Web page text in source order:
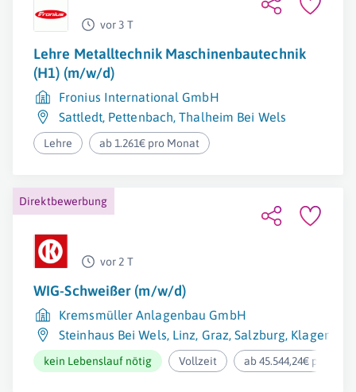
vor 3 T
Lehre Metalltechnik Maschinenbautechnik
(H1) (m/w/d)
Fronius International GmbH
Sattledt, Pettenbach,Thalheim Bei Wels
Lehre ab 1.261€ pro Monat
Direktbewerbung
vor 2 T
WIG-Schweißer (m/w/d)
Kremsmüller Anlagenbau GmbH
Steinhaus Bei Wels, Linz, Graz,Salzburg, Klagenfurt
kein Lebenslauf nötig Vollzeit ab 45.544,24€ pro Jahr